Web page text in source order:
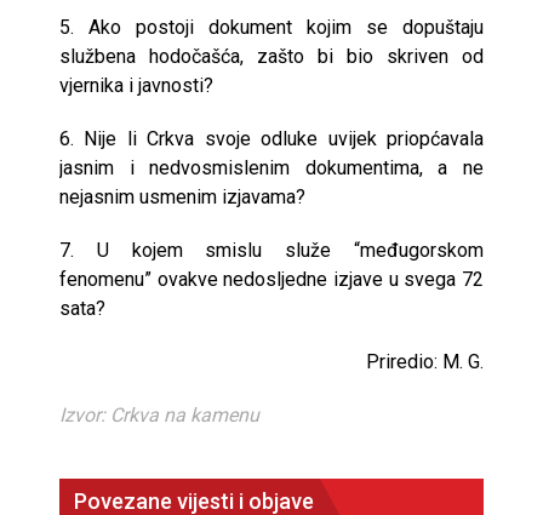
5. Ako postoji dokument kojim se dopuštaju
službena hodočašća, zašto bi bio skriven od
vjernika i javnosti?
6. Nije li Crkva svoje odluke uvijek priopćavala
jasnim i nedvosmislenim dokumentima, a ne
nejasnim usmenim izjavama?
7. U kojem smislu služe “međugorskom
fenomenu” ovakve nedosljedne izjave u svega 72
sata?
Priredio: M. G.
Izvor: Crkva na kamenu
Povezane vijesti i objave